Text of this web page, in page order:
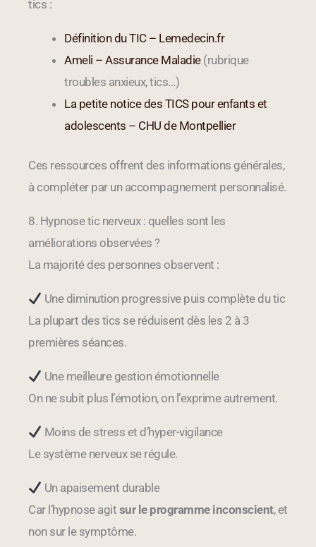
tics :
Définition du TIC – Lemedecin.fr
Ameli – Assurance Maladie(rubrique
troubles anxieux, tics…)
La petite notice des TICS pour enfants et
adolescents – CHU de Montpellier
Ces ressources offrent des informations générales,
à compléter par un accompagnement personnalisé.
8. Hypnose tic nerveux : quelles sont les
améliorations observées ?
La majorité des personnes observent :
Une diminution progressive puis complète du tic
La plupart des tics se réduisent dès les 2 à 3
premières séances.
Une meilleure gestion émotionnelle
On ne subit plus l’émotion, on l’exprime autrement.
Moins de stress et d’hyper-vigilance
Le système nerveux se régule.
Un apaisement durable
Car l’hypnose agit sur le programme inconscient, et
non sur le symptôme.